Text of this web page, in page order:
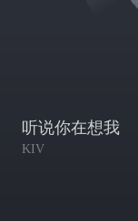
听说你在想我
KIV